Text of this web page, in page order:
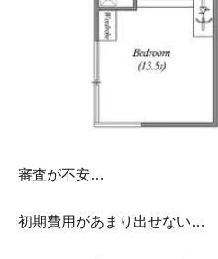
審査が不安…
初期費用があまり出せない…